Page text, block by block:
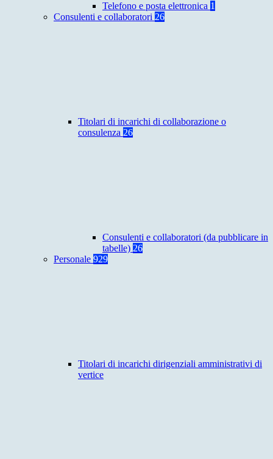
Telefono e posta elettronica 1
Consulenti e collaboratori 26
Titolari di incarichi di collaborazione o
consulenza 26
Consulenti e collaboratori (da pubblicare in
tabelle) 26
Personale 929
Titolari di incarichi dirigenziali amministrativi di
vertice